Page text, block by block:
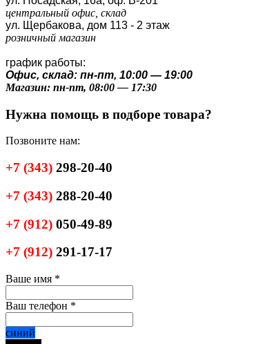
центральный офис, склад
ул. Щербакова, дом 113 - 2 этаж
розничный магазин
график работы:
Офис, склад: пн-пт, 10:00 — 19:00
Магазин: пн-пт, 08:00 — 17:30
Нужна помощь в подборе товара?
Позвоните нам:
+7 (343) 298-20-40
+7 (343) 288-20-40
+7 (912) 050-49-89
+7 (912) 291-17-17
Ваше имя *
Ваш телефон *
синий